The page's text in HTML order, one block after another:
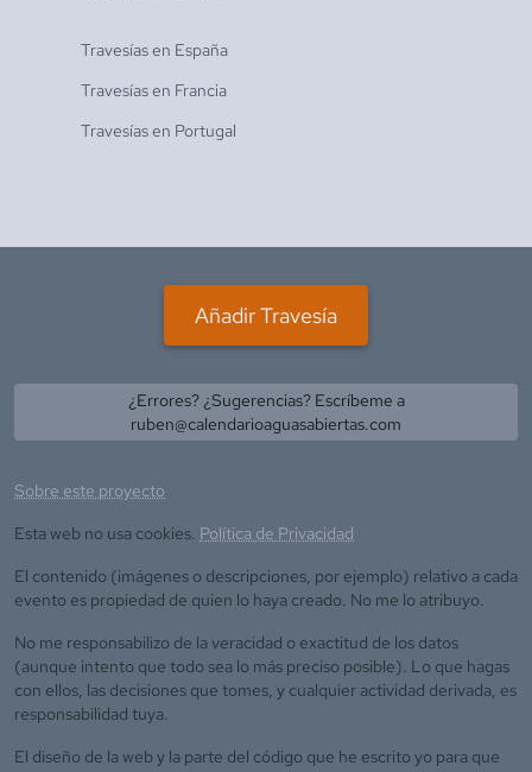
Travesías en España
Travesías en Francia
Travesías en Portugal
Añadir Travesía
¿Errores? ¿Sugerencias? Escríbeme a
ruben@calendarioaguasabiertas.com
Sobre este proyecto
Esta web no usa cookies. Política de Privacidad
El contenido (imágenes o descripciones, por ejemplo) relativo a cada
evento es propiedad de quien lo haya creado. No me lo atribuyo.
No me responsabilizo de la veracidad o exactitud de los datos
(aunque intento que todo sea lo más preciso posible). Lo que hagas
con ellos, las decisiones que tomes, y cualquier actividad derivada, es
responsabilidad tuya.
El diseño de la web y la parte del código que he escrito yo para que